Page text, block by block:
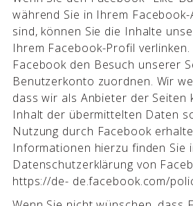
während Sie in Ihrem
sind, können Sie die Inhalte
Ihrem Facebook-Profil
Facebook den Besuch unserer
Benutzerkonto zuordnen. Wir
dass wir als Anbieter der Seiten
Inhalt der übermittelten Daten
Nutzung durch Facebook
Informationen hierzu finden Sie
Datenschutzerklärung von
https://de- de.facebook.com/